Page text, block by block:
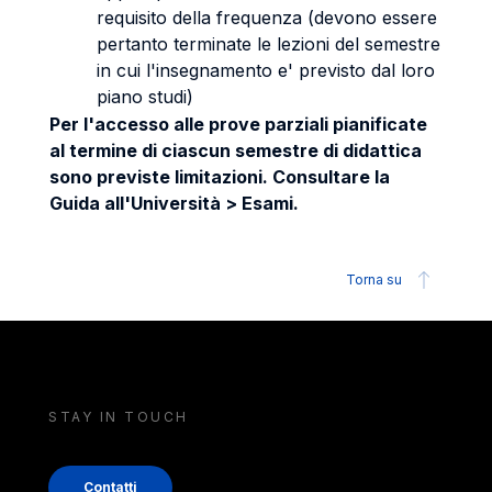
requisito della frequenza (devono essere
pertanto terminate le lezioni del semestre
in cui l'insegnamento e' previsto dal loro
piano studi)
Per l'accesso alle prove parziali pianificate
al termine di ciascun semestre di didattica
sono previste limitazioni. Consultare la
Guida all'Università > Esami.
Torna su
STAY IN TOUCH
Contatti